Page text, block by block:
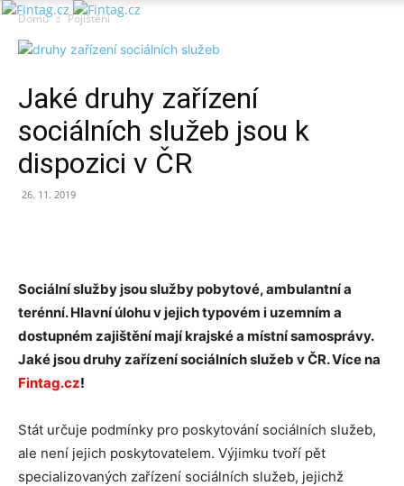
Domů Pojištění
Jaké druhy zařízení
sociálních služeb jsou k
dispozici v ČR
26. 11. 2019
Sociální služby jsou služby pobytové, ambulantní a
terénní. Hlavní úlohu v jejich typovém i uzemním a
dostupném zajištění mají krajské a místní samosprávy.
Jaké jsou druhy zařízení sociálních služeb v ČR. Více na
Fintag.cz!
Stát určuje podmínky pro poskytování sociálních služeb,
ale není jejich poskytovatelem. Výjimku tvoří pět
specializovaných zařízení sociálních služeb, jejichž